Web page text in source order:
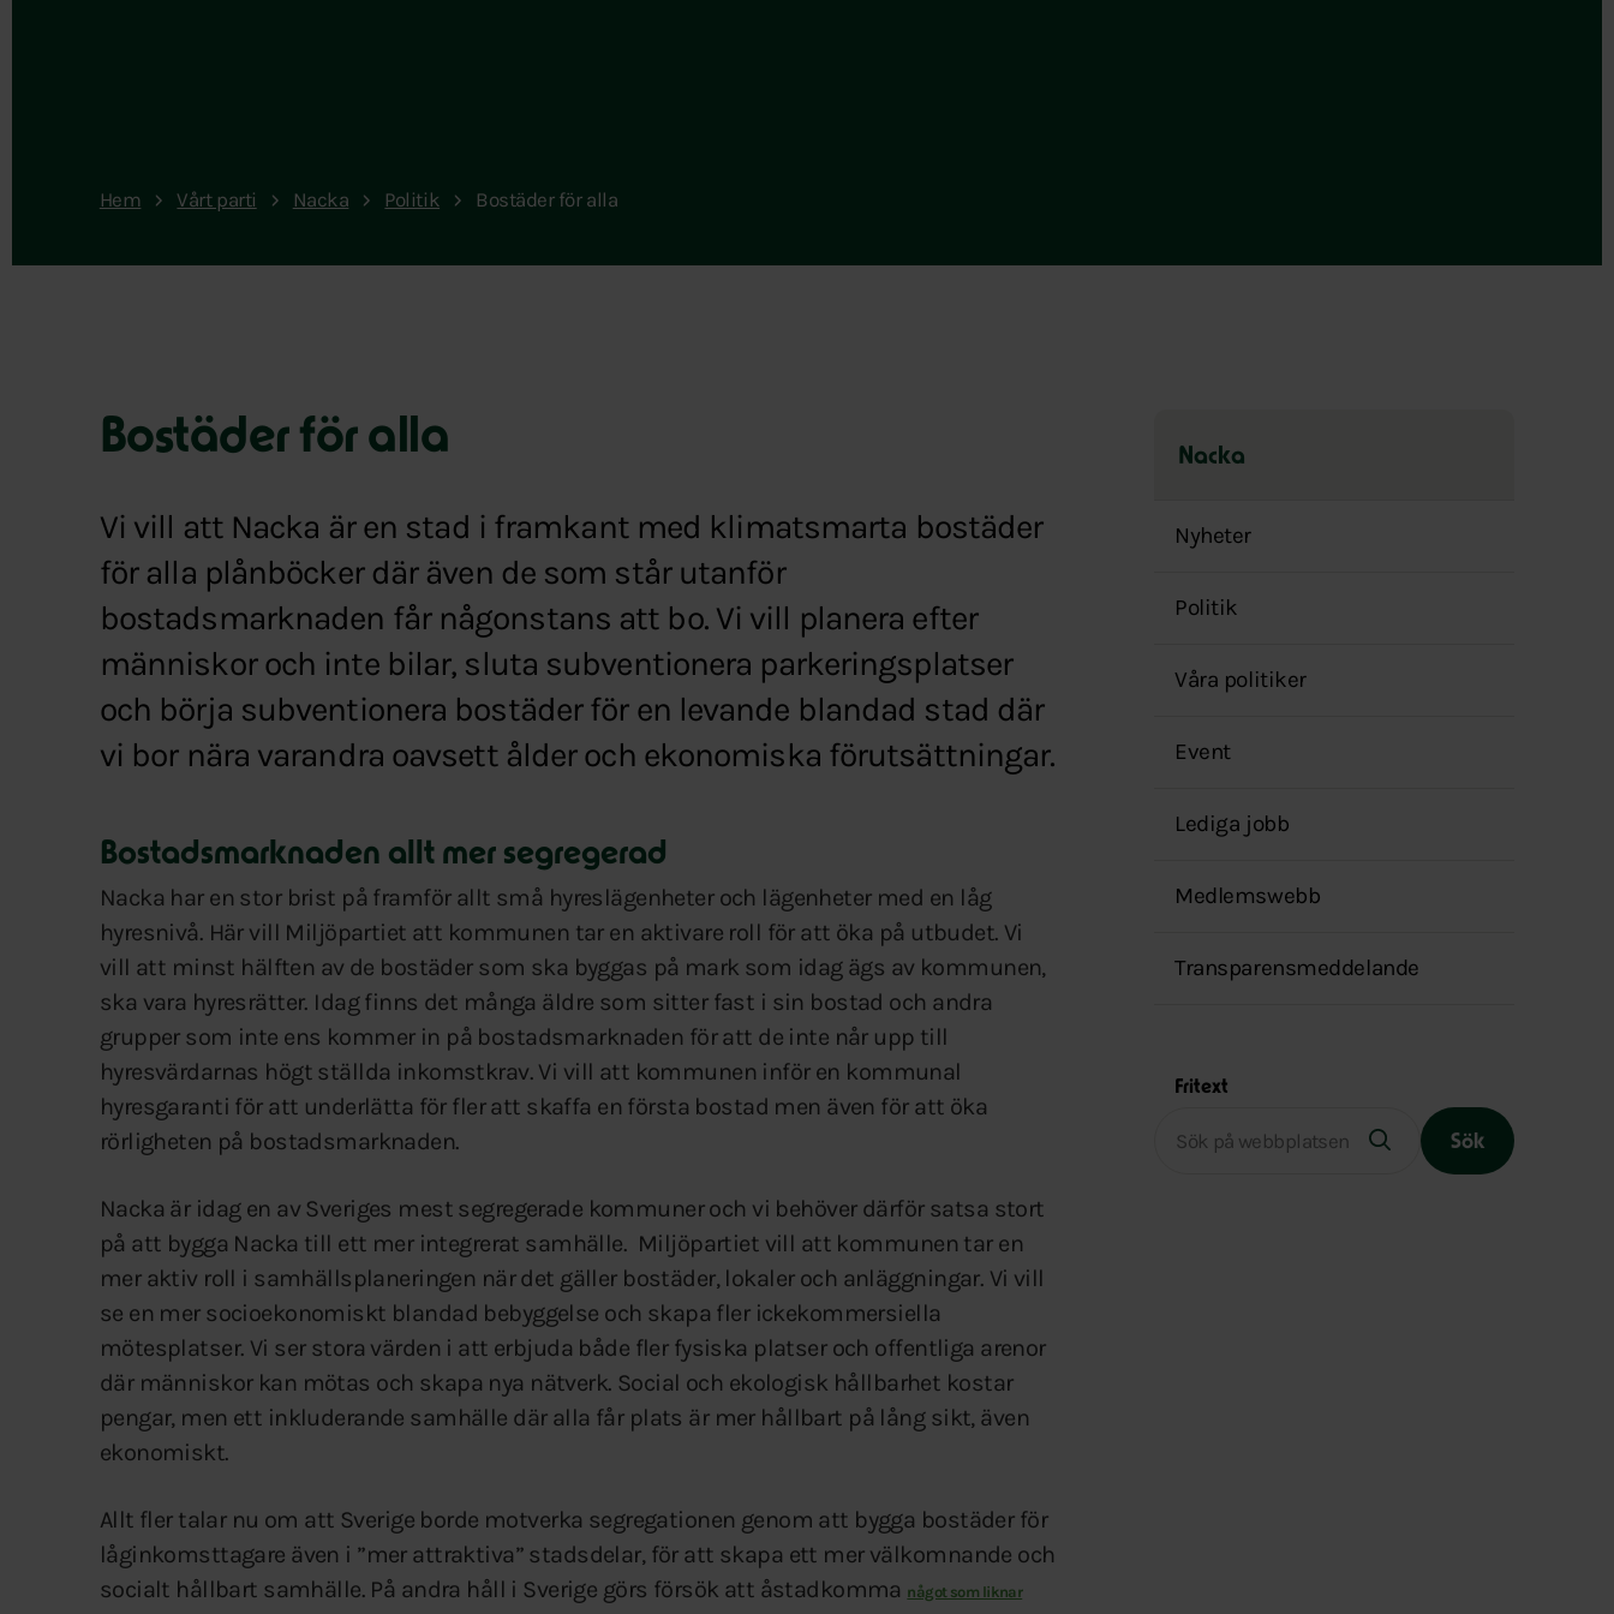
Hem Vårt parti Nacka Politik Bostäder för alla
Bostäder för alla
Vi vill att Nacka är en stad i framkant med klimatsmarta bostäder
för alla plånböcker där även de som står utanför
bostadsmarknaden får någonstans att bo. Vi vill planera efter
människor och inte bilar, sluta subventionera parkeringsplatser
och börja subventionera bostäder för en levande blandad stad där
vi bor nära varandra oavsett ålder och ekonomiska förutsättningar.
Bostadsmarknaden allt mer segregerad
Nacka har en stor brist på framför allt små hyreslägenheter och lägenheter med en låg
hyresnivå. Här vill Miljöpartiet att kommunen tar en aktivare roll för att öka på utbudet. Vi
vill att minst hälften av de bostäder som ska byggas på mark som idag ägs av kommunen,
ska vara hyresrätter. Idag finns det många äldre som sitter fast i sin bostad och andra
grupper som inte ens kommer in på bostadsmarknaden för att de inte når upp till
hyresvärdarnas högt ställda inkomstkrav. Vi vill att kommunen inför en kommunal
hyresgaranti för att underlätta för fler att skaffa en första bostad men även för att öka
rörligheten på bostadsmarknaden.
Nacka är idag en av Sveriges mest segregerade kommuner och vi behöver därför satsa stort
på att bygga Nacka till ett mer integrerat samhälle. Miljöpartiet vill att kommunen tar en
mer aktiv roll i samhällsplaneringen när det gäller bostäder, lokaler och anläggningar. Vi vill
se en mer socioekonomiskt blandad bebyggelse och skapa fler ickekommersiella
mötesplatser. Vi ser stora värden i att erbjuda både fler fysiska platser och offentliga arenor
där människor kan mötas och skapa nya nätverk. Social och ekologisk hållbarhet kostar
pengar, men ett inkluderande samhälle där alla får plats är mer hållbart på lång sikt, även
ekonomiskt.
Allt fler talar nu om att Sverige borde motverka segregationen genom att bygga bostäder för
låginkomsttagare även i ”mer attraktiva” stadsdelar, för att skapa ett mer välkomnande och
socialt hållbart samhälle. På andra håll i Sverige görs försök att åstadkomma något som liknar
Nacka
över
menyn
Nyheter
Politik
Våra politiker
Event
Lediga jobb
Medlemswebb
Transparensmeddelande
Fritext
Sök